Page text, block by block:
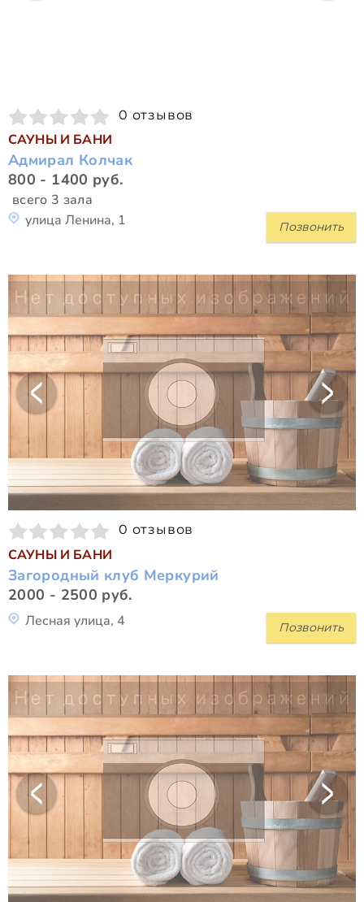
0 отзывов
САУНЫ И БАНИ
Адмирал Колчак
800 - 1400 руб.
всего 3 зала
Позвонить
улица Ленина, 1
0 отзывов
САУНЫ И БАНИ
Загородный клуб Меркурий
2000 - 2500 руб.
Позвонить
Лесная улица, 4